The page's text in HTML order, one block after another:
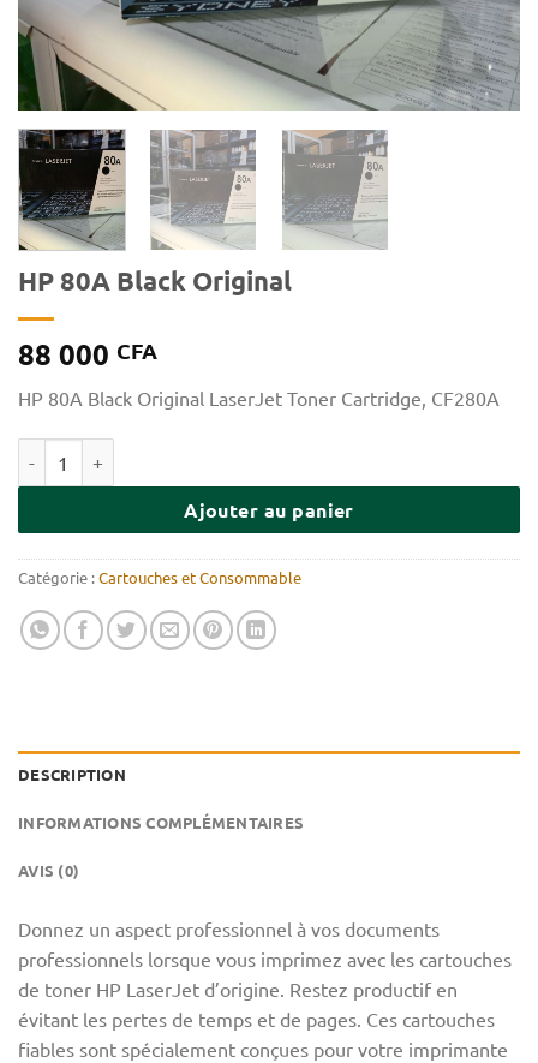
HP 80A Black Original
88 000 CFA
HP 80A Black Original LaserJet Toner Cartridge, CF280A
Ajouter au panier
Catégorie :Cartouches et Consommable
DESCRIPTION
INFORMATIONS COMPLÉMENTAIRES
AVIS (0)
Donnez un aspect professionnel à vos documents
professionnels lorsque vous imprimez avec les cartouches
de toner HP LaserJet d’origine. Restez productif en
évitant les pertes de temps et de pages. Ces cartouches
fiables sont spécialement conçues pour votre imprimante